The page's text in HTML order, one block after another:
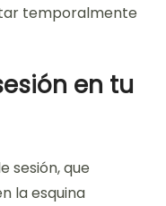
temporalmente
en tu
sesión, que
la esquina